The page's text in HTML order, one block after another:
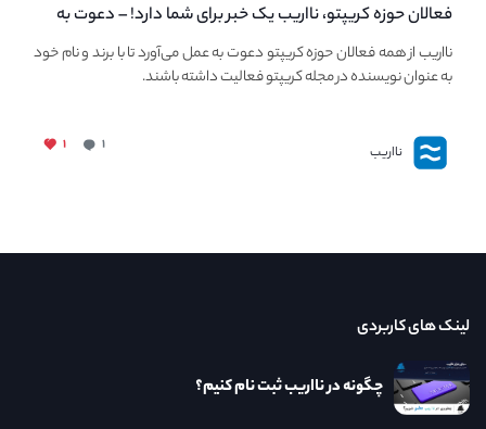
فعالان حوزه کریپتو، نااریب یک خبر برای شما دارد! – دعوت به
فعالیت در مجله کریپتو
نااریب از همه فعالان حوزه کریپتو دعوت به عمل می‌آورد تا با برند و نام خود
به عنوان نویسنده در مجله کریپتو فعالیت داشته باشند.
نااریب ۱ ۱
لینک های کاربردی
چگونه در نااریب ثبت نام کنیم؟